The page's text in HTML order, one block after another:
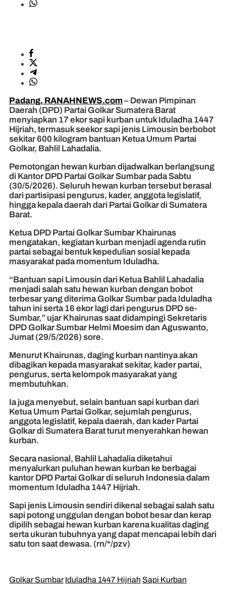
Padang, RANAHNEWS.com– Dewan Pimpinan
Daerah (DPD) Partai Golkar Sumatera Barat
menyiapkan 17 ekor sapi kurban untuk Iduladha 1447
Hijriah, termasuk seekor sapi jenis Limousin berbobot
sekitar 600 kilogram bantuan Ketua Umum Partai
Golkar, Bahlil Lahadalia.
Pemotongan hewan kurban dijadwalkan berlangsung
di Kantor DPD Partai Golkar Sumbar pada Sabtu
(30/5/2026). Seluruh hewan kurban tersebut berasal
dari partisipasi pengurus, kader, anggota legislatif,
hingga kepala daerah dari Partai Golkar di Sumatera
Barat.
Ketua DPD Partai Golkar Sumbar Khairunas
mengatakan, kegiatan kurban menjadi agenda rutin
partai sebagai bentuk kepedulian sosial kepada
masyarakat pada momentum Iduladha.
“Bantuan sapi Limousin dari Ketua Bahlil Lahadalia
menjadi salah satu hewan kurban dengan bobot
terbesar yang diterima Golkar Sumbar pada Iduladha
tahun ini serta 16 ekor lagi dari pengurus DPD se-
Sumbar,” ujar Khairunas saat didampingi Sekretaris
DPD Golkar Sumbar Helmi Moesim dan Aguswanto,
Jumat (29/5/2026) sore.
Menurut Khairunas, daging kurban nantinya akan
dibagikan kepada masyarakat sekitar, kader partai,
pengurus, serta kelompok masyarakat yang
membutuhkan.
Ia juga menyebut, selain bantuan sapi kurban dari
Ketua Umum Partai Golkar, sejumlah pengurus,
anggota legislatif, kepala daerah, dan kader Partai
Golkar di Sumatera Barat turut menyerahkan hewan
kurban.
Secara nasional, Bahlil Lahadalia diketahui
menyalurkan puluhan hewan kurban ke berbagai
kantor DPD Partai Golkar di seluruh Indonesia dalam
momentum Iduladha 1447 Hijriah.
Sapi jenis Limousin sendiri dikenal sebagai salah satu
sapi potong unggulan dengan bobot besar dan kerap
dipilih sebagai hewan kurban karena kualitas daging
serta ukuran tubuhnya yang dapat mencapai lebih dari
satu ton saat dewasa. (rn/*/pzv)
Golkar Sumbar Iduladha 1447 Hijriah Sapi Kurban